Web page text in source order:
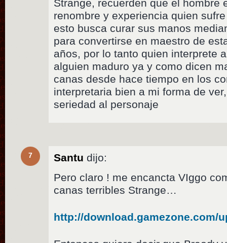
Strange, recuerden que el hombre
renombre y experiencia quien
esto busca curar sus manos
para convertirse en maestro de
años, por lo tanto quien interprete
alguien maduro ya y como dicen
canas desde hace tiempo en los
interpretaria bien a mi forma de
seriedad al personaje
7 Santu dijo:
Pero claro ! me encancta VIggo
canas terribles Strange…
http://download.gamezone.com/